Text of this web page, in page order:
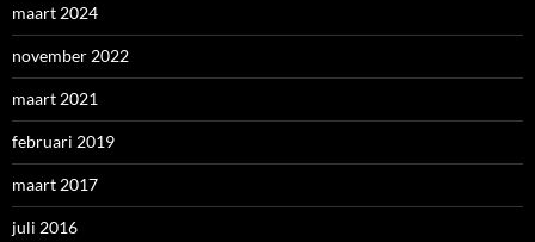
maart 2024
november 2022
maart 2021
februari 2019
maart 2017
juli 2016